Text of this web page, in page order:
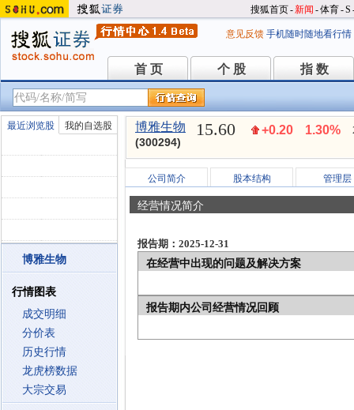
搜狐首页-新闻 -体育-S
意见反馈 手机随时随地看行情
首 页
首 页 个 股
个 股 指 数
指 数
最近浏览股 我的自选股
博雅生物
行情图表
成交明细
分价表
历史行情
龙虎榜数据
大宗交易
博雅生物
(300294)
15.60 +0.20 1.30%
公司简介 股本结构 管理层
经营情况简介
报告期：2025-12-31
在经营中出现的问题及解决方案
报告期内公司经营情况回顾